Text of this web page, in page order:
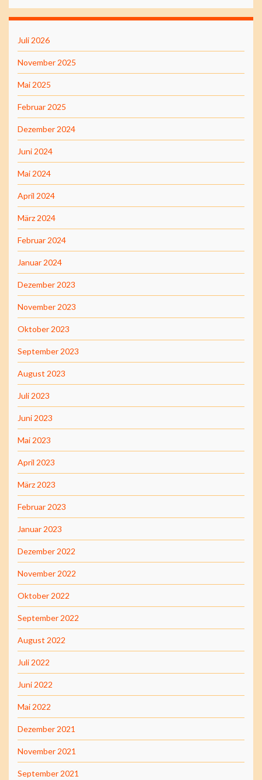
Juli 2026
November 2025
Mai 2025
Februar 2025
Dezember 2024
Juni 2024
Mai 2024
April 2024
März 2024
Februar 2024
Januar 2024
Dezember 2023
November 2023
Oktober 2023
September 2023
August 2023
Juli 2023
Juni 2023
Mai 2023
April 2023
März 2023
Februar 2023
Januar 2023
Dezember 2022
November 2022
Oktober 2022
September 2022
August 2022
Juli 2022
Juni 2022
Mai 2022
Dezember 2021
November 2021
September 2021